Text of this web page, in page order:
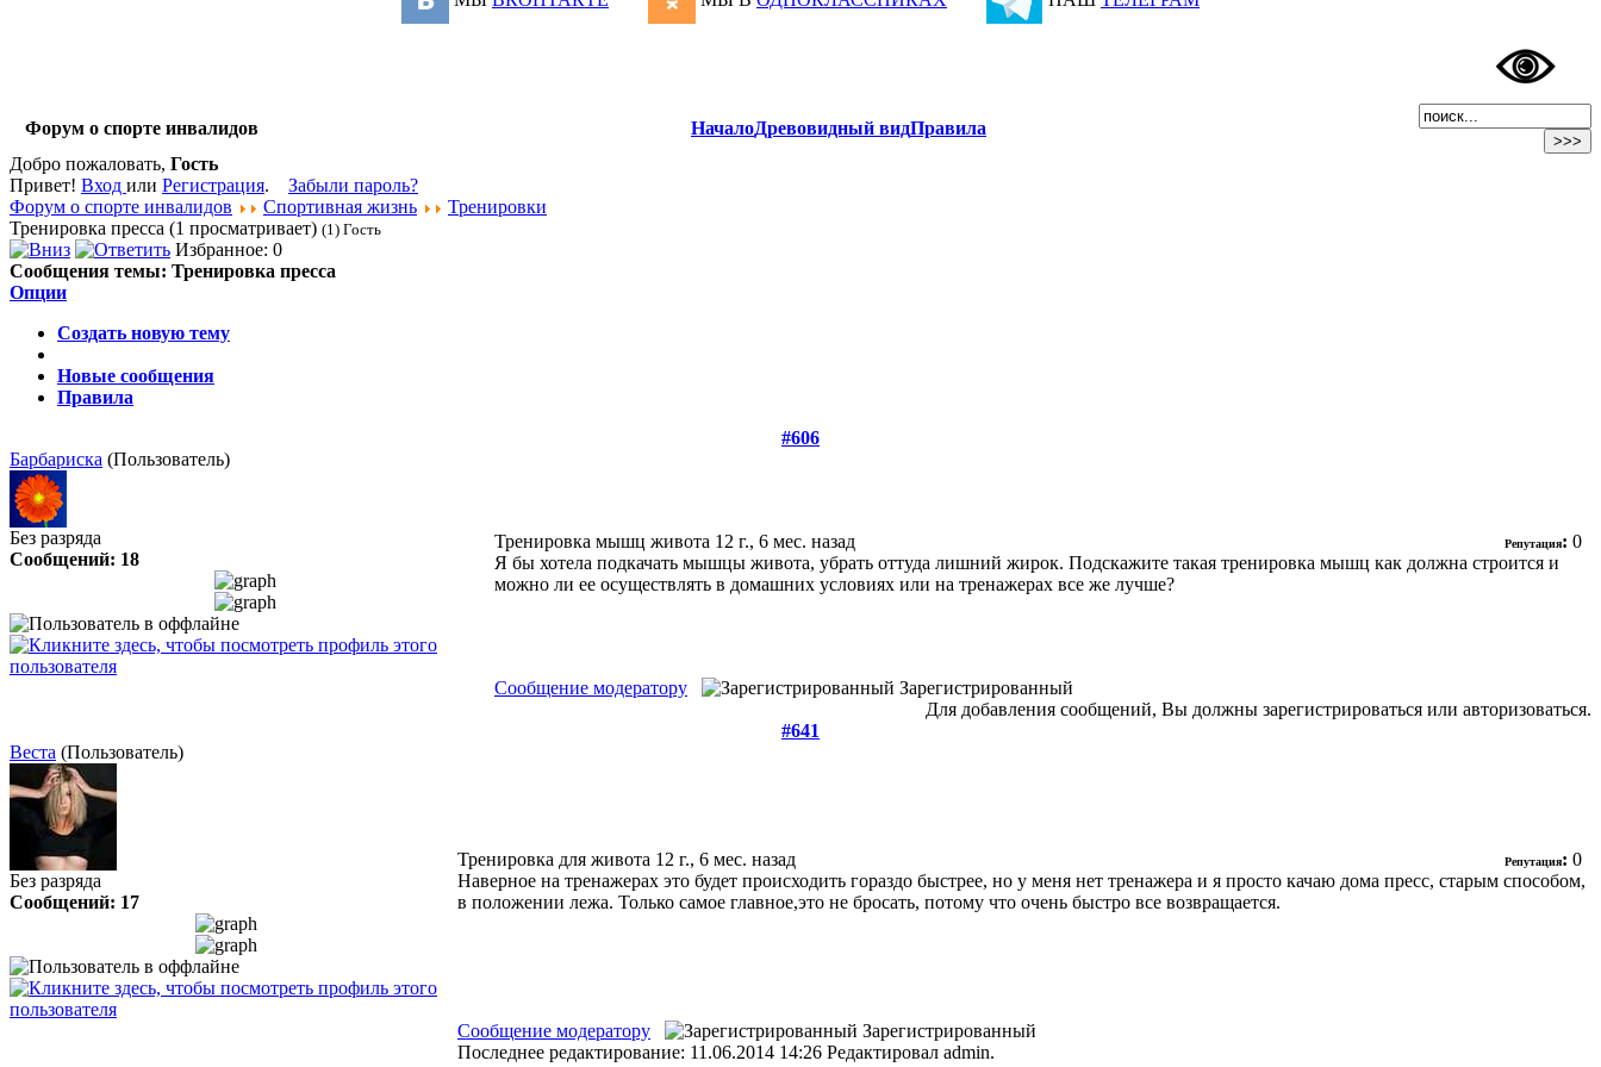
Форум о спорте инвалидов НачалоДревовидный видПравила
Добро пожаловать, Гость
Привет! Вход или Регистрация. Забыли пароль?
Форум о спорте инвалидов
Спортивная жизнь
Тренировки
Тренировка пресса (1 просматривает) (1) Гость
Избранное: 0
Сообщения темы: Тренировка пресса
Опции
Создать новую тему
Новые сообщения
Правила
#606
Барбариска (Пользователь)
Без разряда
Сообщений: 18
Тренировка мышц живота 12 г., 6 мес. назад Репутация: 0
Я бы хотела подкачать мышцы живота, убрать оттуда лишний жирок. Подскажите такая тренировка мышц как должна строится и
можно ли ее осуществлять в домашних условиях или на тренажерах все же лучше?
Сообщение модератору
Зарегистрированный
Для добавления сообщений, Вы должны зарегистрироваться или авторизоваться.
#641
Веста (Пользователь)
Без разряда
Сообщений: 17
Тренировка для живота 12 г., 6 мес. назад Репутация: 0
Наверное на тренажерах это будет происходить гораздо быстрее, но у меня нет тренажера и я просто качаю дома пресс, старым способом,
в положении лежа. Только самое главное,это не бросать, потому что очень быстро все возвращается.
Сообщение модератору
Зарегистрированный
Последнее редактирование: 11.06.2014 14:26 Редактировал admin.